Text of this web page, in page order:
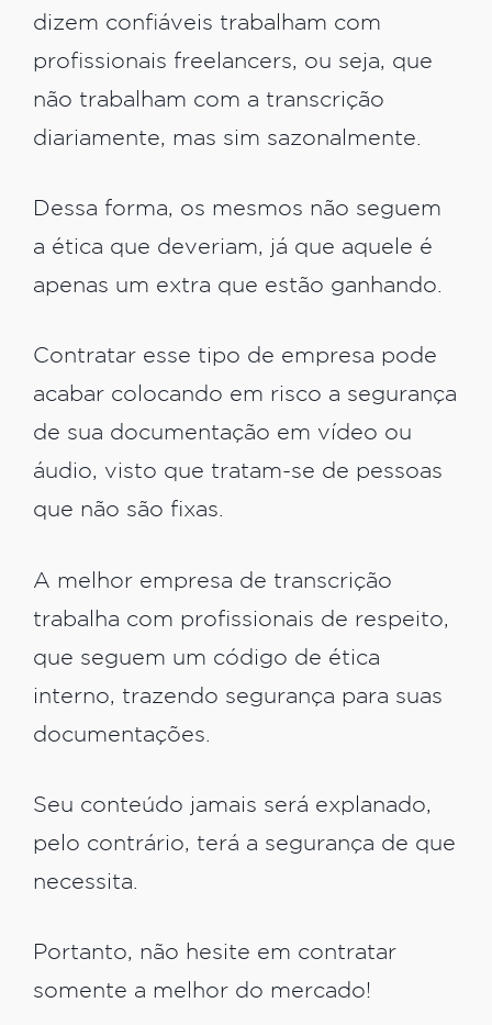
dizem confiáveis trabalham com
profissionais freelancers, ou seja, que
não trabalham com a transcrição
diariamente, mas sim sazonalmente.
Dessa forma, os mesmos não seguem
a ética que deveriam, já que aquele é
apenas um extra que estão ganhando.
Contratar esse tipo de empresa pode
acabar colocando em risco a segurança
de sua documentação em vídeo ou
áudio, visto que tratam-se de pessoas
que não são fixas.
A melhor empresa de transcrição
trabalha com profissionais de respeito,
que seguem um código de ética
interno, trazendo segurança para suas
documentações.
Seu conteúdo jamais será explanado,
pelo contrário, terá a segurança de que
necessita.
Portanto, não hesite em contratar
somente a melhor do mercado!